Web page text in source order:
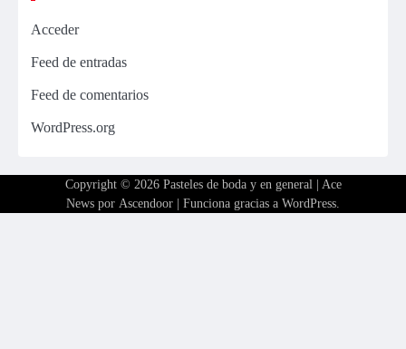
Acceder
Feed de entradas
Feed de comentarios
WordPress.org
Copyright © 2026 Pasteles de boda y en general | Ace
News por Ascendoor | Funciona gracias a WordPress